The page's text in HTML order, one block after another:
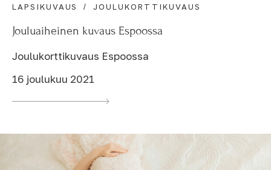
LAPSIKUVAUS JOULUKORTTIKUVAUS
Jouluaiheinen kuvaus Espoossa
Joulukorttikuvaus Espoossa
16 joulukuu 2021